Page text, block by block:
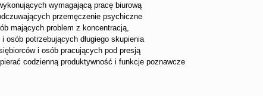
wymagającą pracę biurową
przemęczenie psychiczne
mających problem z koncentracją,
osób potrzebujących długiego skupienia
i osób pracujących pod presją
codzienną produktywność i funkcje poznawcze